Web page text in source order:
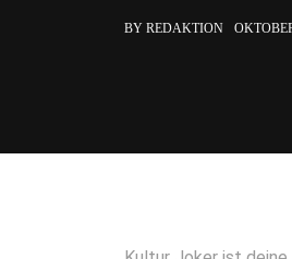
BY REDAKTION